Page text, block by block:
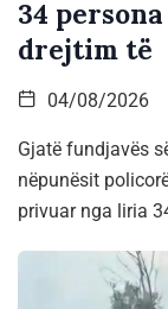
34
drejtim të
04/08/2026
Gjatë fundjavës
nëpunësit
privuar nga liria